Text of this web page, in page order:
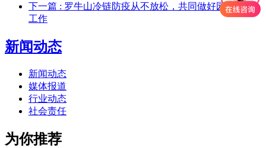
下一篇 : 罗牛山冷链防疫从不放松，共同做好园区防范
工作
新闻动态
新闻动态
媒体报道
行业动态
社会责任
为你推荐